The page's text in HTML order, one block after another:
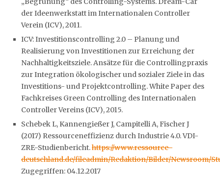
der Ideenwerkstatt im Internationalen Controller
Verein (ICV), 2011.
ICV: Investitionscontrolling 2.0 – Planung und
Realisierung von Investitionen zur Erreichung der
Nachhaltigkeitsziele. Ansätze für die Controllingpraxis
zur Integration ökologischer und sozialer Ziele in das
Investitions- und Projektcontrolling. White Paper des
Fachkreises Green Controlling des Internationalen
Controller Vereins (ICV), 2015.
Schebek L, Kannengießer J, Campitelli A, Fischer J
(2017) Ressourceneffizienz durch Industrie 4.0. VDI-
ZRE-Studienbericht.https://www.ressource-
deutschland.de/fileadmin/Redaktion/Bilder/Newsroom/
Zugegriffen: 04.12.2017